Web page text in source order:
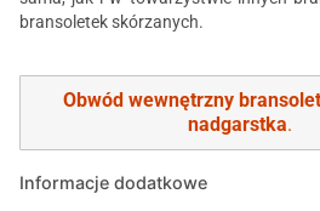
bransoletek skórzanych.
Obwód wewnętrzny
nadgarstka.
Informacje dodatkowe